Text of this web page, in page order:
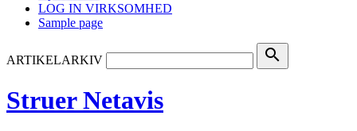
LOG IN VIRKSOMHED
Sample page
ARTIKELARKIV search
Struer Netavis